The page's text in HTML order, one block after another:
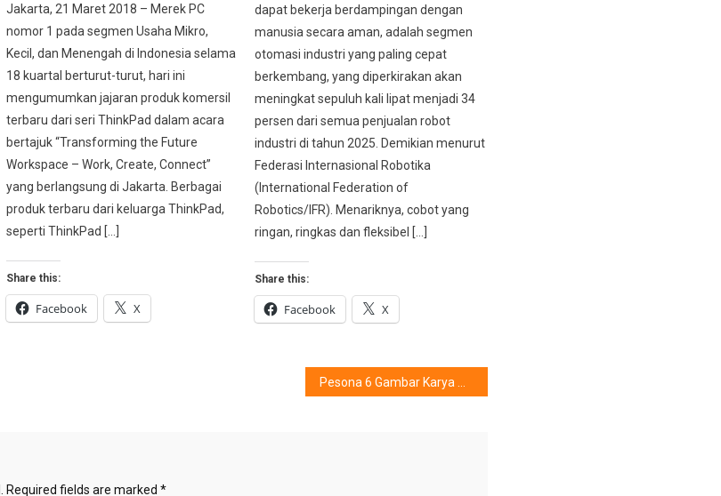
Jakarta, 21 Maret 2018 – Merek PC
nomor 1 pada segmen Usaha Mikro,
Kecil, dan Menengah di Indonesia selama
18 kuartal berturut-turut, hari ini
mengumumkan jajaran produk komersil
terbaru dari seri ThinkPad dalam acara
bertajuk “Transforming the Future
Workspace – Work, Create, Connect”
yang berlangsung di Jakarta. Berbagai
produk terbaru dari keluarga ThinkPad,
seperti ThinkPad […]
Share this:
Facebook X
dapat bekerja berdampingan dengan
manusia secara aman, adalah segmen
otomasi industri yang paling cepat
berkembang, yang diperkirakan akan
meningkat sepuluh kali lipat menjadi 34
persen dari semua penjualan robot
industri di tahun 2025. Demikian menurut
Federasi Internasional Robotika
(International Federation of
Robotics/IFR). Menariknya, cobot yang
ringan, ringkas dan fleksibel […]
Share this:
Facebook X
Required fields are marked *